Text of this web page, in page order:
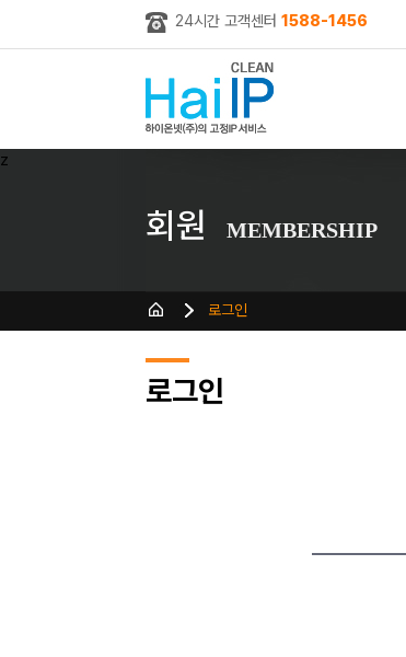
24시간 고객센터 1588-1456
z
회원 MEMBERSHIP
로그인
로그인